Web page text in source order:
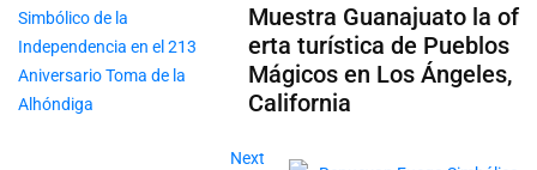
Muestra Guanajuato la of
erta turística de Pueblos
Mágicos en Los Ángeles,
California
Next